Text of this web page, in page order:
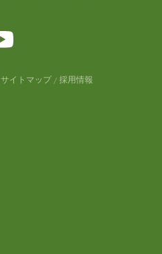
サイトマップ 採用情報